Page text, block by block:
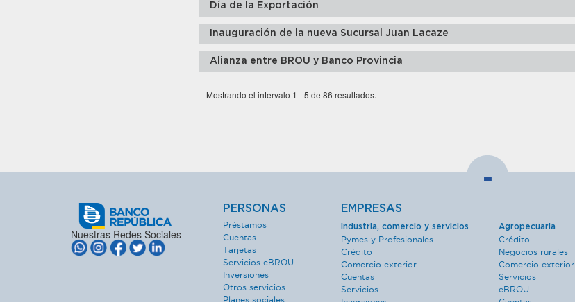
Día de la Exportación
Inauguración de la nueva Sucursal Juan Lacaze
Alianza entre BROU y Banco Provincia
Mostrando el intervalo 1 - 5 de 86 resultados.
-
Nuestras Redes Sociales
PERSONAS
Préstamos
Cuentas
Tarjetas
Servicios eBROU
Inversiones
Otros servicios
Planes sociales
EMPRESAS
Industria, comercio y servicios
Pymes y Profesionales
Crédito
Comercio exterior
Cuentas
Servicios
Agropecuaria
Crédito
Negocios rurales
Comercio exterior
Servicios
eBROU